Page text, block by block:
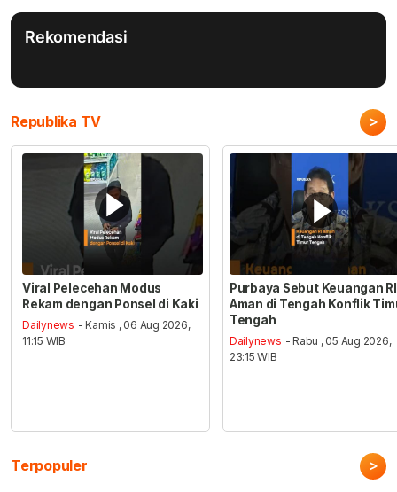
Rekomendasi
Republika TV >
Viral Pelecehan Modus
Rekam dengan Ponsel di Kaki
Dailynews - Kamis , 06 Aug 2026,
11:15 WIB
Purbaya Sebut Keuangan RI
Aman di Tengah Konflik
Tengah
Dailynews - Rabu , 05 Aug 2026,
23:15 WIB
Terpopuler >